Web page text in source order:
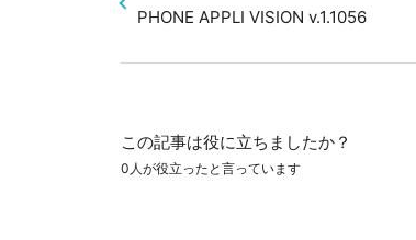
PHONE APPLI VISION v.1.1056
この記事は役に立ちましたか？
0人が役立ったと言っています